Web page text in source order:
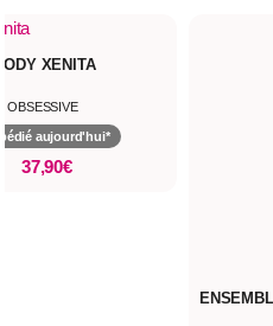
ENSEMBLE